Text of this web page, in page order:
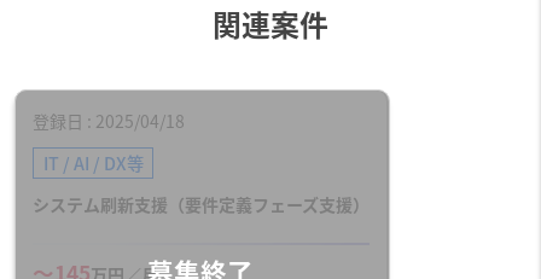
関連案件
登録日 2025/04/18
IT / AI / DX等
システム刷新支援（要件定義フェーズ支援）
〜145万円／月